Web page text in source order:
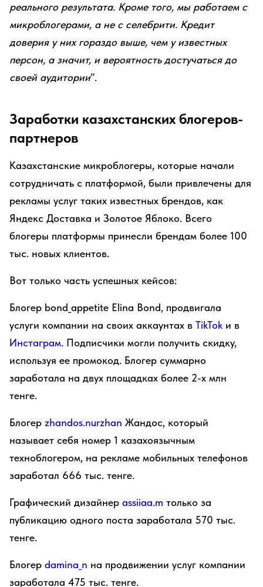
реального результата. Кроме того, мы работаем с
микроблогерами, а не с селебрити. Кредит
доверия у них гораздо выше, чем у известных
персон, а значит, и вероятность достучаться до
своей аудитории”.
Заработки казахстанских блогеров-
партнеров
Казахстанские микроблогеры, которые начали
сотрудничать с платформой, были привлечены для
рекламы услуг таких известных брендов, как
Яндекс Доставка и Золотое Яблоко. Всего
блогеры платформы принесли брендам более 100
тыс. новых клиентов.
Вот только часть успешных кейсов:
Блогер bond_appetite Elina Bond, продвигала
услуги компании на своих аккаунтах в TikTok и в
Инстаграм. Подписчики могли получить скидку,
используя ее промокод. Блогер суммарно
заработала на двух площадках более 2-х млн
тенге.
Блогер zhandos.nurzhan Жандос, который
называет себя номер 1 казахоязычным
техноблогером, на рекламе мобильных телефонов
заработал 666 тыс. тенге.
Графический дизайнер assiiaa.m только за
публикацию одного поста заработала 570 тыс.
тенге.
Блогер damina_n на продвижении услуг компании
заработала 475 тыс. тенге.